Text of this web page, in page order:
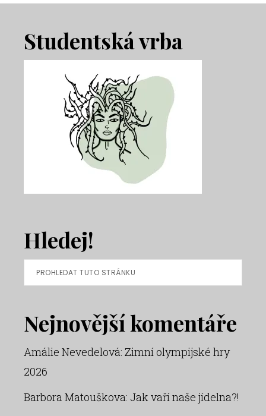
Footer
Studentská vrba
Hledej!
Prohledat
tuto
Nejnovější komentáře
Amálie Nevedelová: Zimní olympijské hry
2026
Barbora Matouškova: Jak vaří naše jídelna?!